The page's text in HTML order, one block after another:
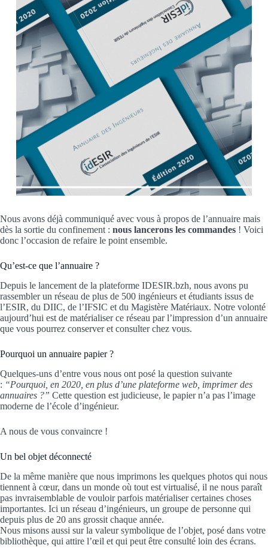
Nous avons déjà communiqué avec vous à propos de l’annuaire mais
dès la sortie du confinement : nous lancerons les commandes ! Voici
donc l’occasion de refaire le point ensemble.
Qu’est-ce que l’annuaire ?
Depuis le lancement de la plateforme IDESIR.bzh, nous avons pu
rassembler un réseau de plus de 500 ingénieurs et étudiants issus de
l’ESIR, du DIIC, de l’IFSIC et du Magistère Matériaux. Notre volonté
aujourd’hui est de matérialiser ce réseau par l’impression d’un annuaire
que vous pourrez conserver et consulter chez vous.
Pourquoi un annuaire papier ?
Quelques-uns d’entre vous nous ont posé la question suivante
: “Pourquoi, en 2020, en plus d’une plateforme web, imprimer des
annuaires ?” Cette question est judicieuse, le papier n’a pas l’image
moderne de l’école d’ingénieur.
A nous de vous convaincre !
Un bel objet déconnecté
De la même manière que nous imprimons les quelques photos qui nous
tiennent à cœur, dans un monde où tout est virtualisé, il ne nous paraît
pas invraisemblable de vouloir parfois matérialiser certaines choses
importantes. Ici un réseau d’ingénieurs, un groupe de personne qui
depuis plus de 20 ans grossit chaque année.
Nous misons aussi sur la valeur symbolique de l’objet, posé dans votre
bibliothèque, qui attire l’œil et qui peut être consulté loin des écrans.